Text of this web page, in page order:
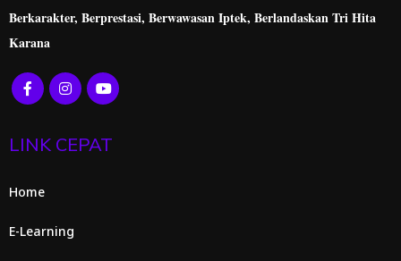
Berkarakter, Berprestasi, Berwawasan Iptek, Berlandaskan Tri Hita
Karana
LINK CEPAT
Home
E-Learning